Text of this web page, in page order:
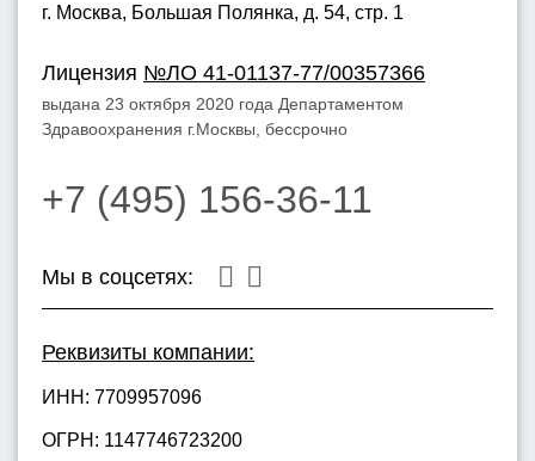
г. Москва, Большая Полянка, д. 54, стр. 1
Лицензия №ЛО 41-01137-77/00357366
выдана 23 октября 2020 года Департаментом
Здравоохранения г.Москвы, бессрочно
+7 (495) 156-36-11
Мы в соцсетях:
Реквизиты компании:
ИНН: 7709957096
ОГРН: 1147746723200